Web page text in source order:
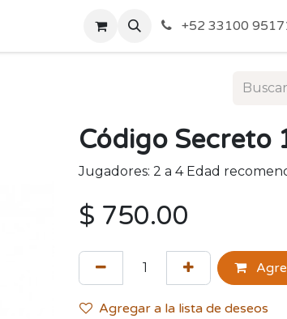
de Nosotros Politicas de Envío y
+52 33100
Código Secreto
Jugadores: 2 a 4 Edad
$ 750.00
Agregar a la lista de deseos